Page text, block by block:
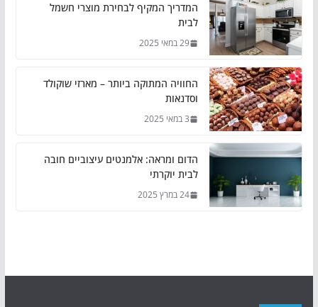
המדריך המקיף לבחירת מוצרי חשמל
לבית
29 במאי 2025
החוויה המתוקה ביותר – מארזי שוקולד
וסדנאות
3 במאי 2025
הדום ומראה: אלמנטים עיצוביים חובה
לבית יוקרתי
24 במרץ 2025